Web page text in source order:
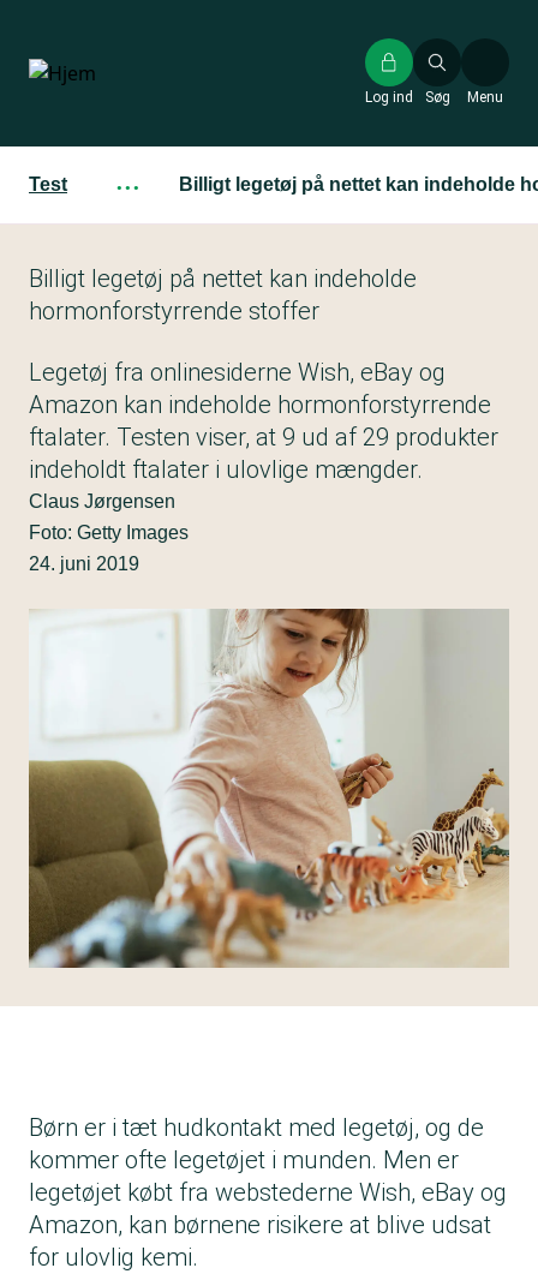
hovedindhold
Søg
Log ind Menu
Test ··· Billigt legetøj på nettet kan indeholde
Billigt legetøj på nettet kan indeholde
hormonforstyrrende stoffer
Legetøj fra onlinesiderne Wish, eBay og
Amazon kan indeholde hormonforstyrrende
ftalater. Testen viser, at 9 ud af 29 produkter
indeholdt ftalater i ulovlige mængder.
Claus Jørgensen
Foto: Getty Images
24. juni 2019
Børn er i tæt hudkontakt med legetøj, og de
kommer ofte legetøjet i munden. Men er
legetøjet købt fra webstederne Wish, eBay og
Amazon, kan børnene risikere at blive udsat
for ulovlig kemi.